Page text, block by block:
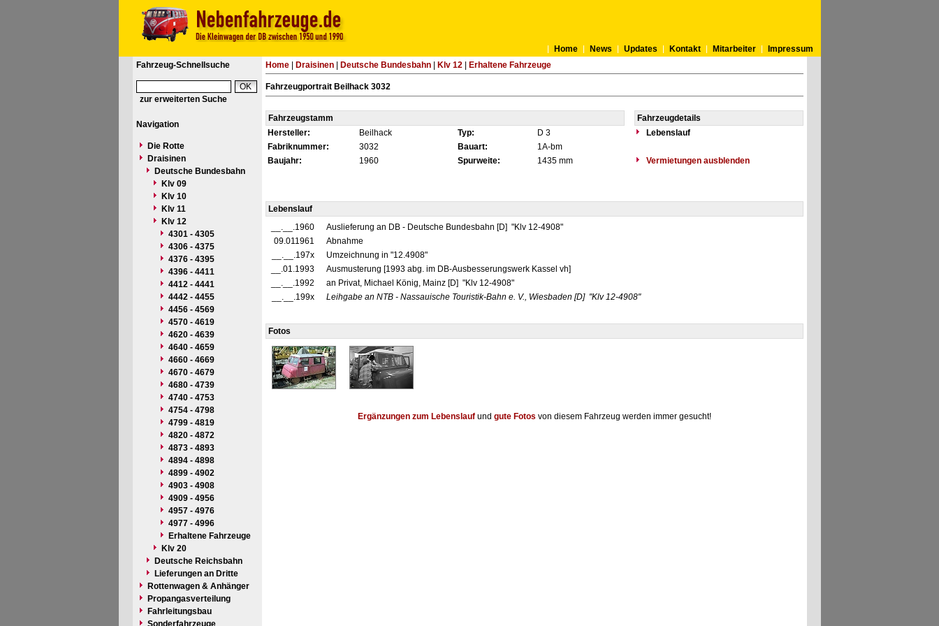
Home News Updates Kontakt Mitarbeiter
Impressum
Fahrzeug-Schnellsuche
zur erweiterten Suche
Navigation
Die Rotte
Draisinen
Deutsche Bundesbahn
Klv 09
Klv 10
Klv 11
Klv 12
4301 - 4305
4306 - 4375
4376 - 4395
4396 - 4411
4412 - 4441
4442 - 4455
4456 - 4569
4570 - 4619
4620 - 4639
4640 - 4659
4660 - 4669
4670 - 4679
4680 - 4739
4740 - 4753
4754 - 4798
4799 - 4819
4820 - 4872
4873 - 4893
4894 - 4898
4899 - 4902
4903 - 4908
4909 - 4956
4957 - 4976
4977 - 4996
Erhaltene Fahrzeuge
Klv 20
Deutsche Reichsbahn
Lieferungen an Dritte
Rottenwagen & Anhänger
Propangasverteilung
Fahrleitungsbau
Sonderfahrzeuge
Home| Draisinen| Deutsche Bundesbahn| Klv 12| Erhaltene Fahrzeuge
Fahrzeugportrait Beilhack 3032
Fahrzeugstamm
Fahrzeugdetails
Hersteller:
Beilhack Typ: D 3
Lebenslauf
Fabriknummer:
3032 Bauart:
1A-bm
Baujahr:
1960 Spurweite: 1435 mm Vermietungen ausblenden
Lebenslauf
__.__.1960
Auslieferung an DB - Deutsche Bundesbahn [D] "Klv 12-4908"
09.011961
Abnahme
__.__.197x
Umzeichnung in "12.4908"
__.01.1993
Ausmusterung [1993 abg. im DB-Ausbesserungswerk Kassel vh]
__.__.1992
an Privat, Michael König, Mainz [D] "Klv 12-4908"
__.__.199x
Leihgabe an NTB - Nassauische Touristik-Bahn e. V., Wiesbaden [D] "Klv 12-4908"
Fotos
Ergänzungen zum Lebenslaufund gute Fotos von diesem Fahrzeug werden immer gesucht!